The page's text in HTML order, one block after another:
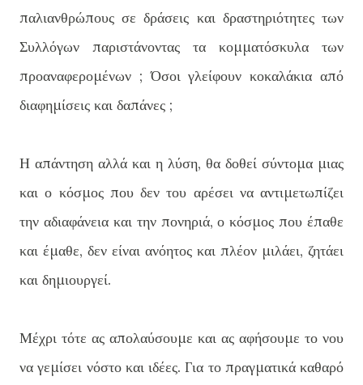
παλιανθρώπους σε δράσεις και δραστηριότητες των
Συλλόγων παριστάνοντας τα κομματόσκυλα των
προαναφερομένων ; Όσοι γλείφουν κοκαλάκια από
διαφημίσεις και δαπάνες ;
Η απάντηση αλλά και η λύση, θα δοθεί σύντομα μιας
και ο κόσμος που δεν του αρέσει να αντιμετωπίζει
την αδιαφάνεια και την πονηριά, ο κόσμος που έπαθε
και έμαθε, δεν είναι ανόητος και πλέον μιλάει, ζητάει
και δημιουργεί.
Μέχρι τότε ας απολαύσουμε και ας αφήσουμε το νου
να γεμίσει νόστο και ιδέες. Για το πραγματικά καθαρό